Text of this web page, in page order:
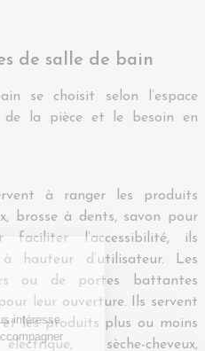
de salle de bain
se choisit selon l’espace
de la pièce et le besoin en
à ranger les produits
brosse à dents, savon pour
faciliter l’accessibilité, ils
hauteur d’utilisateur. Les
ou de portes battantes
leur ouverture. Ils servent
les produits plus ou moins
sèche-cheveux,